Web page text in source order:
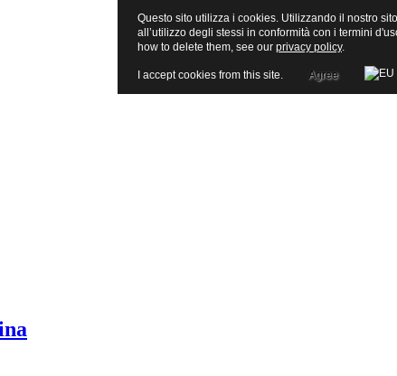
Questo sito utilizza i cookies. Utilizzando il nostro
all’utilizzo degli stessi in conformità con i termini
how to delete them, see our privacy policy.
I accept cookies from this site. Agree